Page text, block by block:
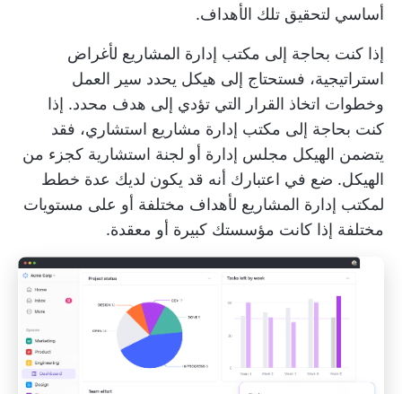
أساسي لتحقيق تلك الأهداف.
إذا كنت بحاجة إلى مكتب إدارة المشاريع لأغراض
استراتيجية، فستحتاج إلى هيكل يحدد سير العمل
وخطوات اتخاذ القرار التي تؤدي إلى هدف محدد. إذا
كنت بحاجة إلى مكتب إدارة مشاريع استشاري، فقد
يتضمن الهيكل مجلس إدارة أو لجنة استشارية كجزء من
الهيكل. ضع في اعتبارك أنه قد يكون لديك عدة خطط
لمكتب إدارة المشاريع لأهداف مختلفة أو على مستويات
مختلفة إذا كانت مؤسستك كبيرة أو معقدة.